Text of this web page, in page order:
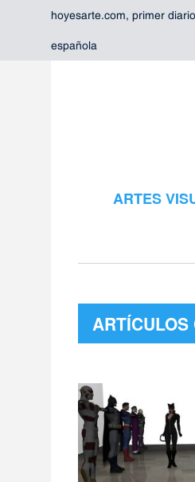
hoyesarte.com, primer
española
ARTES